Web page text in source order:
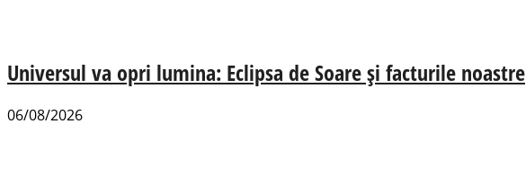
Universul va opri lumina: Eclipsa de Soare și facturile noastre
06/08/2026